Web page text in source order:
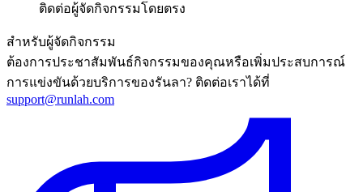
ติดต่อผู้จัดกิจกรรมโดยตรง
สำหรับผู้จัดกิจกรรม
ต้องการประชาสัมพันธ์กิจกรรมของคุณหรือเพิ่มประสบการณ์
การแข่งขันด้วยบริการของรันลา? ติดต่อเราได้ที่
support@runlah.com